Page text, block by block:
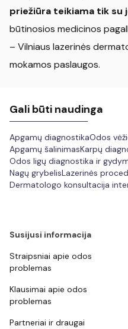
priežiūra teikiama tik su
būtinosios medicinos
– Vilniaus lazerinės
mokamos paslaugos.
Gali būti naudinga
Apgamų diagnostikaOdos
Apgamų šalinimasKarpų
Odos ligų diagnostika ir
Nagų grybelisLazerinės
Dermatologo konsultacija
Susijusi informacija
Straipsniai apie odos
problemas
Klausimai apie odos
problemas
Partneriai ir draugai